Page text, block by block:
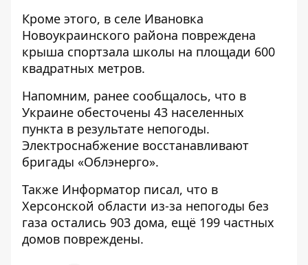
Кроме этого, в селе Ивановка
Новоукраинского района повреждена
крыша спортзала школы на площади 600
квадратных метров.
Напомним, ранее сообщалось, что в
Украине обесточены 43 населенных
пункта в результате непогоды.
Электроснабжение восстанавливают
бригады «Облэнерго».
Также Информатор писал, что в
Херсонской области из-за непогоды без
газа остались 903 дома, ещё 199 частных
домов повреждены.